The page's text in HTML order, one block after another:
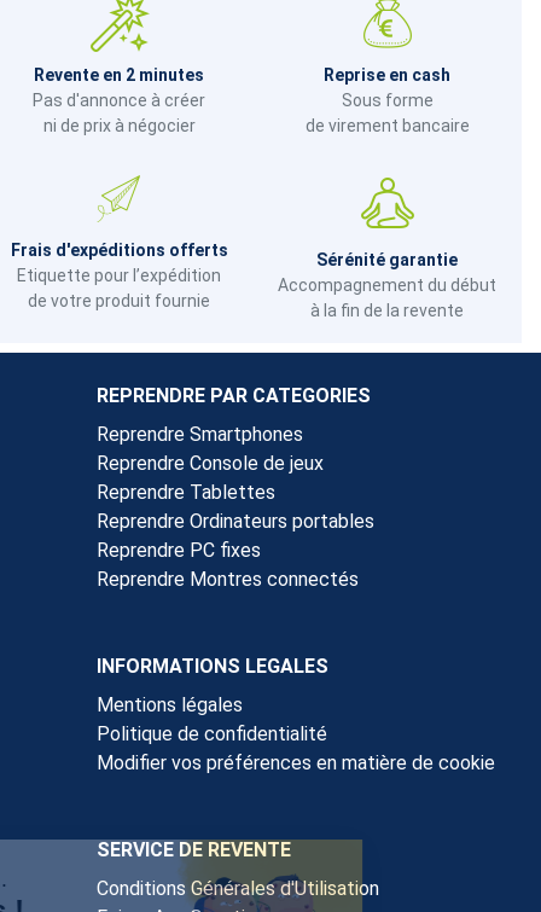
Revente en 2 minutes
Pas d'annonce à créer
ni de prix à négocier
Reprise en cash
Sous forme
de virement bancaire
Frais d'expéditions offerts
Etiquette pour l’expédition
de votre produit fournie
Sérénité garantie
Accompagnement du début
à la fin de la revente
REPRENDRE PAR CATEGORIES
Reprendre Smartphones
Reprendre Console de jeux
Reprendre Tablettes
Reprendre Ordinateurs portables
Reprendre PC fixes
Reprendre Montres connectés
INFORMATIONS LEGALES
Mentions légales
Politique de confidentialité
Modifier vos préférences en matière de cookie
SERVICE DE REVENTE
Conditions Générales d'Utilisation